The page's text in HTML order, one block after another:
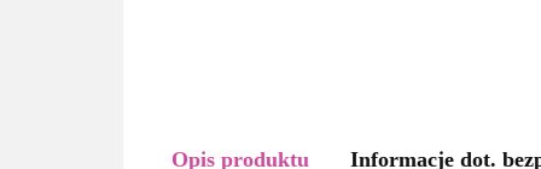
Opis produktu Informacje dot.